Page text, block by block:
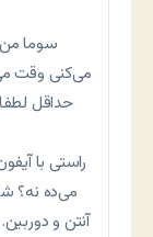
سوما
می‌کنی وقت
حداقل
می‌ده نه؟